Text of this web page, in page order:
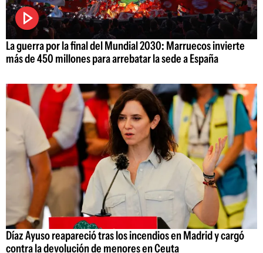
La guerra por la final del Mundial 2030: Marruecos invierte
más de 450 millones para arrebatar la sede a España
Díaz Ayuso reapareció tras los incendios en Madrid y cargó
contra la devolución de menores en Ceuta